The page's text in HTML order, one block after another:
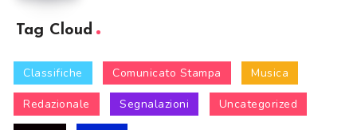
Tag Cloud
Classifiche Comunicato Stampa Musica
Redazionale Segnalazioni Uncategorized